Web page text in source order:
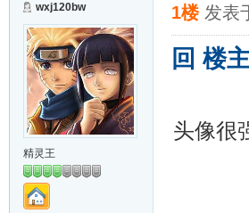
wxj120bw
精灵王
1楼 发表
回 楼
头像很